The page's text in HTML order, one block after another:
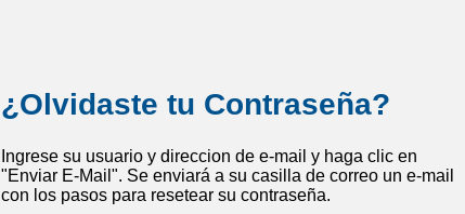
¿Olvidaste tu Contraseña?
Ingrese su usuario y direccion de e-mail y haga clic en
"Enviar E-Mail". Se enviará a su casilla de correo un e-mail
con los pasos para resetear su contraseña.